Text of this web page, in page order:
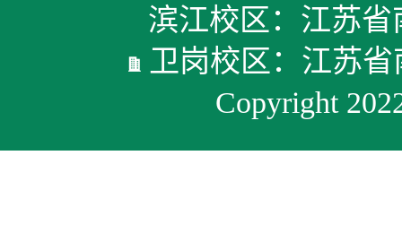
滨江校区：江苏
卫岗校区：江
Copyright